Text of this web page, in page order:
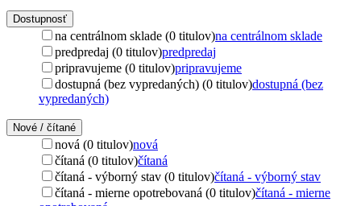
Dostupnosť
na centrálnom sklade (0 titulov)na centrálnom sklade
predpredaj (0 titulov)predpredaj
pripravujeme (0 titulov)pripravujeme
dostupná (bez vypredaných) (0 titulov)dostupná (bez
vypredaných)
Nové / čítané
nová (0 titulov)nová
čítaná (0 titulov)čítaná
čítaná - výborný stav (0 titulov)čítaná - výborný stav
čítaná - mierne opotrebovaná (0 titulov)čítaná - mierne